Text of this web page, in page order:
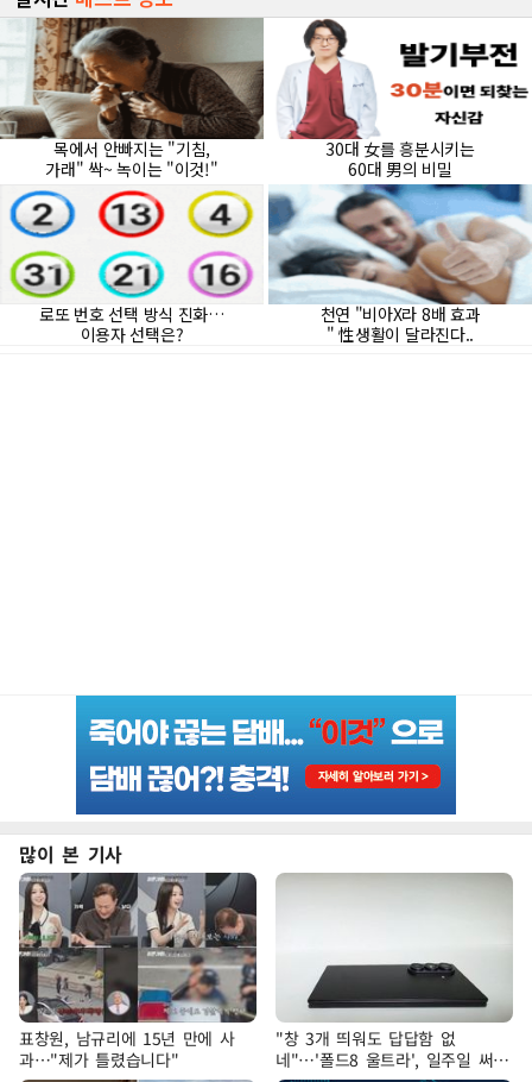
많이 본 기사
표창원, 남규리에 15년 만에 사
과…"제가 틀렸습니다"
"창 3개 띄워도 답답함 없
네"…'폴드8 울트라', 일주일 써보